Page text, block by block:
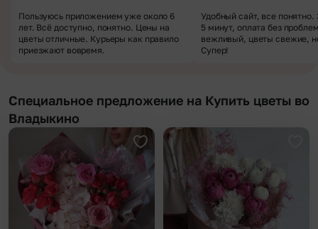
Пользуюсь приложением уже около 6
лет. Всё доступно, понятно. Цены на
цветы отличные. Курьеры как правило
приезжают вовремя.
Удобный сайт, все понятно.
5 минут, оплата без
вежливый, цветы свежие,
Супер!
Специальное предложение на Купить цветы во
Владыкино
Добавить в избранное